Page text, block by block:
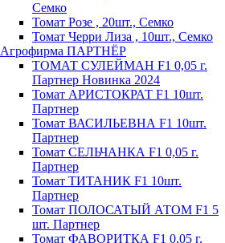
Семко
Томат Розе , 20шт., Семко
Томат Черри Лиза , 10шт., Семко
Агрофирма ПАРТНЁР
ТОМАТ СУЛЕЙМАН F1 0,05 г.
Партнер Новинка 2024
Томат АРИСТОКРАТ F1 10шт.
Партнер
Томат ВАСИЛЬЕВНА F1 10шт.
Партнер
Томат СЕЛЬЧАНКА F1 0,05 г.
Партнер
Томат ТИТАНИК F1 10шт.
Партнер
Томат ПОЛОСАТЫЙ АТОМ F1 5
шт. Партнер
Томат ФАВОРИТКА F1 0,05 г.